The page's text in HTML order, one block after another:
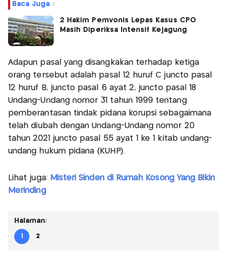
Baca Juga :
2 Hakim Pemvonis Lepas Kasus CPO
Masih Diperiksa Intensif Kejagung
Adapun pasal yang disangkakan terhadap ketiga
orang tersebut adalah pasal 12 huruf C juncto pasal
12 huruf B, juncto pasal 6 ayat 2, juncto pasal 18
Undang-Undang nomor 31 tahun 1999 tentang
pemberantasan tindak pidana korupsi sebagaimana
telah diubah dengan Undang-Undang nomor 20
tahun 2021 juncto pasal 55 ayat 1 ke 1 kitab undang-
undang hukum pidana (KUHP).
Lihat juga: Misteri Sinden di Rumah Kosong Yang Bikin
Merinding
Halaman:
1 2